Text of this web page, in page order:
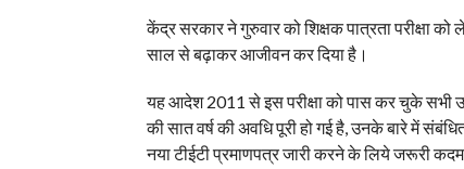
केंद्र सरकार ने गुरुवार को शिक्षक पात्रता परीक्षा
साल से बढ़ाकर आजीवन कर दिया है।
यह आदेश 2011 से इस परीक्षा को पास कर चुके सभी
की सात वर्ष की अवधि पूरी हो गई है, उनके बारे में
नया टीईटी प्रमाणपत्र जारी करने के लिये जरूरी